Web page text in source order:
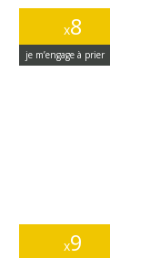
x8
je m’engage à prier
x9